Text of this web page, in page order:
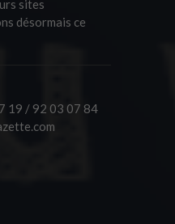
sites
désormais ce
19 / 92 03 07 84